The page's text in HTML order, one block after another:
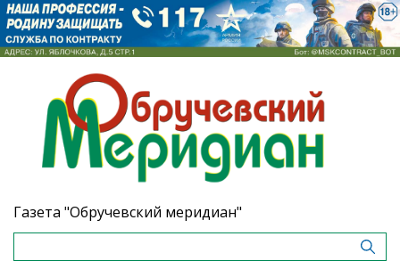
Газета "Обручевский меридиан"